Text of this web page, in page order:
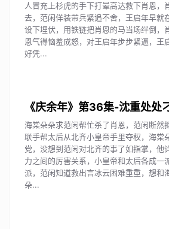
人冒充上杉虎的手下打晕高达救下肖恩，
去，范闲佯装带兵紧追不舍，王启年早就
设下埋伏，用铁链把肖恩的马当场绊倒，
恩气得恼羞成怒，对王启年步步紧逼，王
好凭...
《庆余年》第36集-沈重处处
海棠朵朵求范闲帮忙杀了肖恩，范闲断然
联手帮太后从北齐小皇帝手里夺权，海棠
党，没想到范闲对北齐的事了如指掌，他
力之间的厉害关系，小皇帝和太后各成一
派，范闲知道救出言冰云困难重重，想和
朵...